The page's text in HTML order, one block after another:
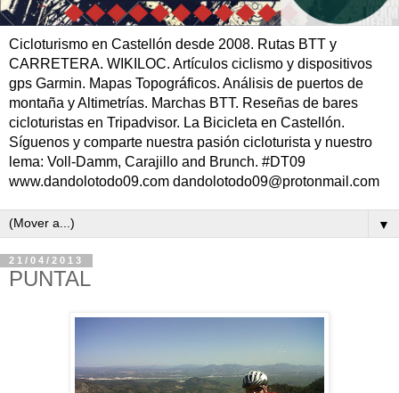
Cicloturismo en Castellón desde 2008. Rutas BTT y
CARRETERA. WIKILOC. Artículos ciclismo y dispositivos
gps Garmin. Mapas Topográficos. Análisis de puertos de
montaña y Altimetrías. Marchas BTT. Reseñas de bares
cicloturistas en Tripadvisor. La Bicicleta en Castellón.
Síguenos y comparte nuestra pasión cicloturista y nuestro
lema: Voll-Damm, Carajillo and Brunch. #DT09
www.dandolotodo09.com dandolotodo09@protonmail.com
▼
21/04/2013
PUNTAL